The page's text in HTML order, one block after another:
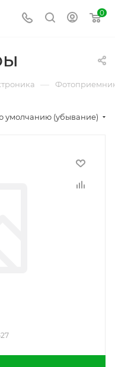
0
—
умолчанию (убывание)